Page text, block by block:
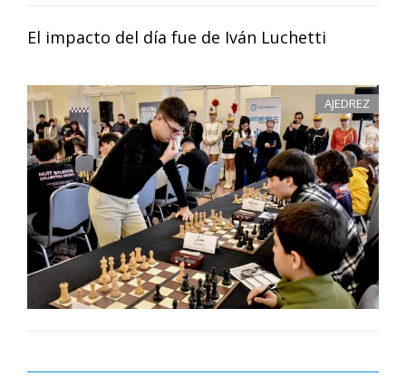
El impacto del día fue de Iván Luchetti
AJEDREZ